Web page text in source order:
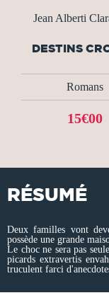
Jean Alberti
DESTINS
Romans
15€00
RÉSUMÉ
Deux familles vont
possède une grande
Le choc ne sera pas
picards extravertis
truculent farci